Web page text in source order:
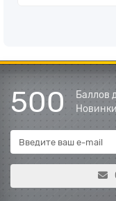
500
Баллов